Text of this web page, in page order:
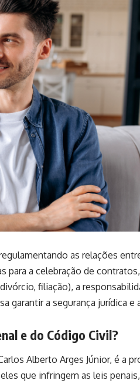
as relações
para a celebração de
filiação), a
garantir a segurança jurídica e
e do Código Civil?
Alberto Arges Júnior, é a
que infringem as leis